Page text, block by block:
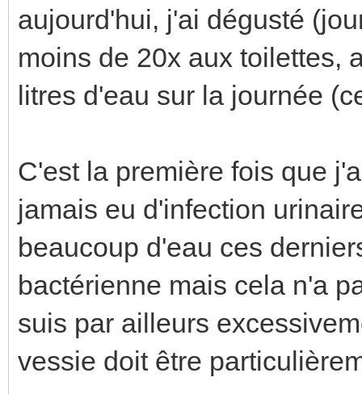
aujourd'hui, j'ai dégusté
moins de 20x aux toilettes,
litres d'eau sur la journée
C'est la première fois que
jamais eu d'infection
beaucoup d'eau ces
bactérienne mais cela n'a
suis par ailleurs
vessie doit être